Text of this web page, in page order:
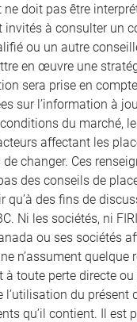
ne doit pas être
invités à consulter un
ou un autre
en œuvre une
sera prise en
sur l’information à
conditions du marché,
affectant les
changer. Ces
des conseils de
qu’à des fins de
Ni les sociétés, ni
ou ses sociétés
n’assument quelque
à toute perte directe
l’utilisation du présent
qu’il contient. Il est